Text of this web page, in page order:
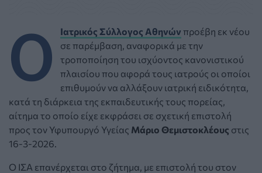
Ο Ιατρικός Σύλλογος Αθηνών προέβη εκ νέου
σε παρέμβαση, αναφορικά με την
τροποποίηση του ισχύοντος κανονιστικού
πλαισίου που αφορά τους ιατρούς οι οποίοι
επιθυμούν να αλλάξουν ιατρική ειδικότητα,
κατά τη διάρκεια της εκπαιδευτικής τους πορείας,
αίτημα το οποίο είχε εκφράσει σε σχετική επιστολή
προς τον Υφυπουργό Υγείας Μάριο Θεμιστοκλέους στις
16-3-2026.
Ο ΙΣΑ επανέρχεται στο ζήτημα, με επιστολή του στον